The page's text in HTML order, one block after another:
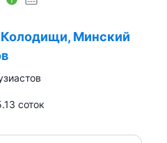
Колодищи, Минский
соток